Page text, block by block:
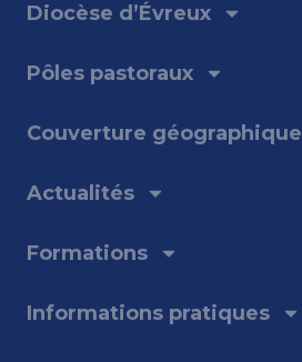
Diocèse d’Évreux
Pôles pastoraux
Couverture géographique
Actualités
Formations
Informations pratiques